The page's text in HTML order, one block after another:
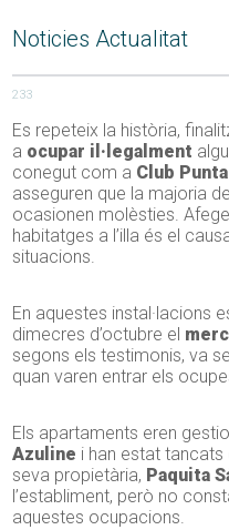
Noticies Actualitat
233
Es repeteix la història,
a ocupar il·legalment
conegut com a Club
asseguren que la majoria
ocasionen molèsties.
habitatges a l’illa és el
situacions.
En aquestes instal·lacions
dimecres d’octubre el
segons els testimonis, va
quan varen entrar els
Els apartaments eren
Azuline i han estat
seva propietària, Paquita
l’establiment, però no
aquestes ocupacions.